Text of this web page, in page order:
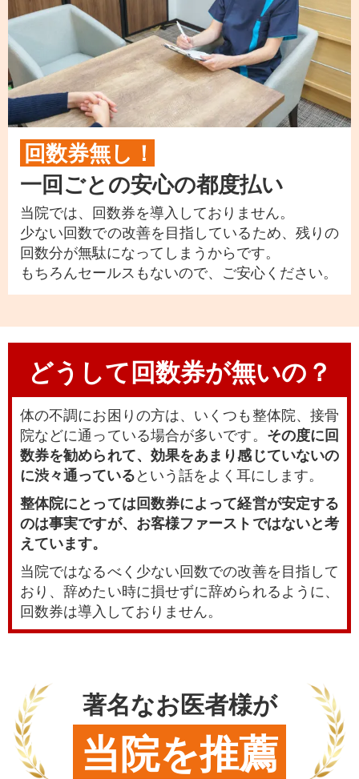
回数券無し！
一回ごとの安心の都度払い
当院では、回数券を導入しておりません。
少ない回数での改善を目指しているため、残りの
回数分が無駄になってしまうからです。
もちろんセールスもないので、ご安心ください。
どうして回数券が無いの？
体の不調にお困りの方は、いくつも整体院、接骨
院などに通っている場合が多いです。 その度に回
数券を勧められて、効果をあまり感じていないの
に渋々通っているという話をよく耳にします。
整体院にとっては回数券によって経営が安定する
のは事実ですが、お客様ファーストではないと考
えています。
当院ではなるべく少ない回数での改善を目指して
おり、辞めたい時に損せずに辞められるように、
回数券は導入しておりません。
著名なお医者様が
当院を推薦